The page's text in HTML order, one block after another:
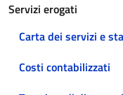
Servizi erogati
Carta dei servizi e
Costi contabilizzati